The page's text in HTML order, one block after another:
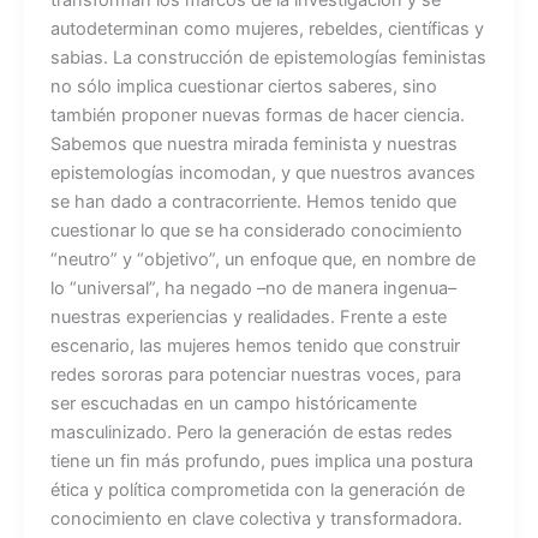
autodeterminan como mujeres, rebeldes, científicas y
sabias. La construcción de epistemologías feministas
no sólo implica cuestionar ciertos saberes, sino
también proponer nuevas formas de hacer ciencia.
Sabemos que nuestra mirada feminista y nuestras
epistemologías incomodan, y que nuestros avances
se han dado a contracorriente. Hemos tenido que
cuestionar lo que se ha considerado conocimiento
“neutro” y “objetivo”, un enfoque que, en nombre de
lo “universal”, ha negado –no de manera ingenua–
nuestras experiencias y realidades. Frente a este
escenario, las mujeres hemos tenido que construir
redes sororas para potenciar nuestras voces, para
ser escuchadas en un campo históricamente
masculinizado. Pero la generación de estas redes
tiene un fin más profundo, pues implica una postura
ética y política comprometida con la generación de
conocimiento en clave colectiva y transformadora.